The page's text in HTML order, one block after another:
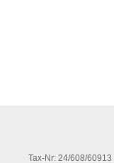
Tax-Nr: 24/608/60913